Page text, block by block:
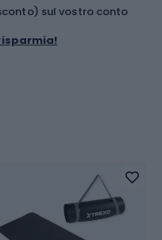
sul vostro conto